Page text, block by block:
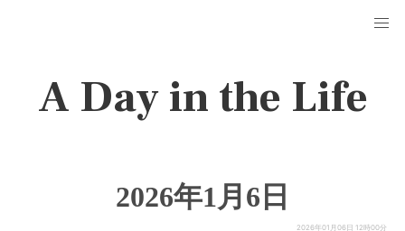
A Day in the Life
2026年1月6日
2026年01月06日 12時00分